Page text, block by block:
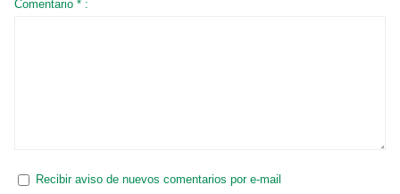
Comentario * :
Recibir aviso de nuevos comentarios por e-mail